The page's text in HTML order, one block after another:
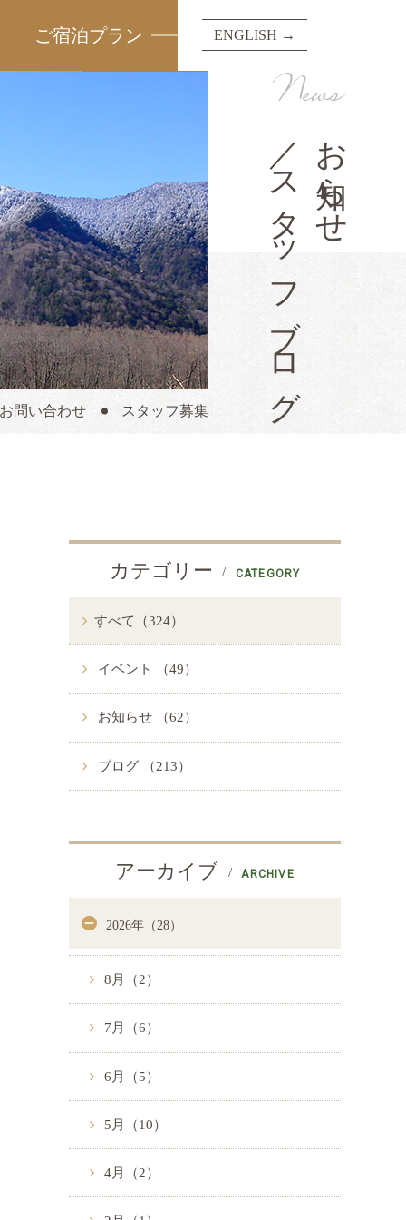
ご宿泊プラン ENGLISH →
問い合わせ スタッフ募集
お知らせ
／スタッフブログ
News
カテゴリー CATEGORY
すべて（324）
イベント （49）
お知らせ （62）
ブログ （213）
アーカイブ ARCHIVE
2026年（28）
8月（2）
7月（6）
6月（5）
5月（10）
4月（2）